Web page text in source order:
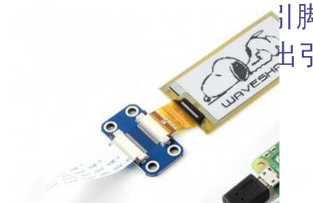
RST ：外部复位引
BUSY ：忙状态输